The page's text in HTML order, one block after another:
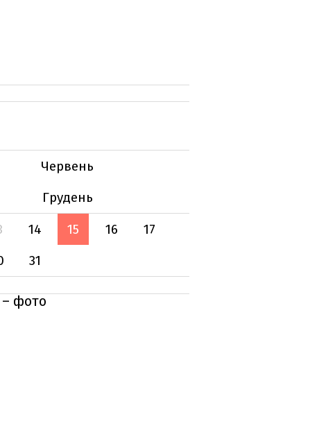
Червень
Грудень
14 15 16
17
31
– фото